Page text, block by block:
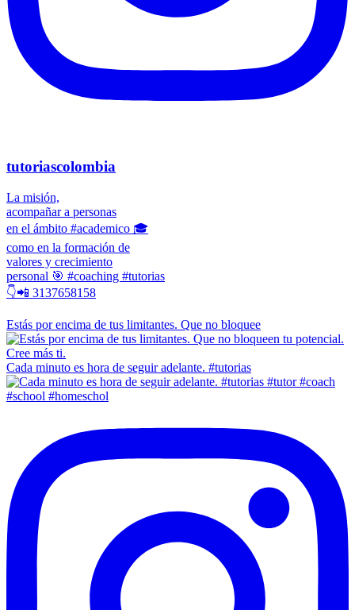
tutoriascolombia
La misión,
acompañar a personas
en el ámbito #academico 🎓
como en la formación de
valores y crecimiento
personal 🎯 #coaching #tutorias
👇📲 3137658158
Estás por encima de tus limitantes. Que no bloquee
Cada minuto es hora de seguir adelante. #tutorias